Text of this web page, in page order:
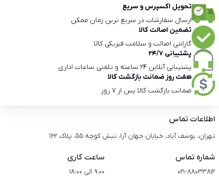
تحویل اکسپرس و سریع
ارسال سفارشات در سریع ترین زمان ممکن
تضمین اصالت کالا
گارانتی اصالت و سلامت فیزیکی کالا
پشتیبانی 24/7
پشتیبانی آنلاین 24 ساعته و تلفنی ساعات اداری
هفت روز ضمانت بازگشت کالا
ضمانت بازگشت کالا پس از 7 روز
اطلاعات تماس
تهران، یوسف آباد، خیابان جهان آرا، نبش کوچه 55، پلاک 162
شماره تماس
021-88033812
ساعت کاری
9:00 الی 18:00